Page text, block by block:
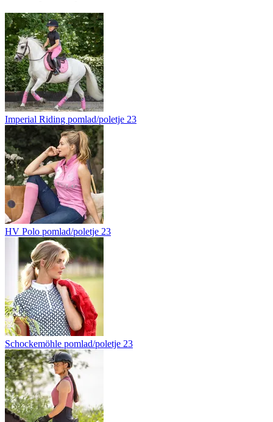
Imperial Riding pomlad/poletje 23
HV Polo pomlad/poletje 23
Schockemöhle pomlad/poletje 23